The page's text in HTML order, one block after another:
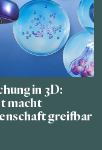
in 3D:
macht
greifbar